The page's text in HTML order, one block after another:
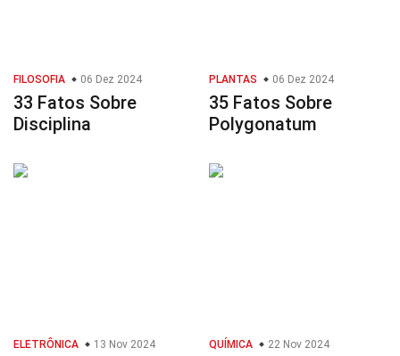
FILOSOFIA 06 Dez 2024
33 Fatos Sobre
Disciplina
PLANTAS 06 Dez 2024
35 Fatos Sobre
Polygonatum
ELETRÔNICA 13 Nov 2024 QUÍMICA 22 Nov 2024